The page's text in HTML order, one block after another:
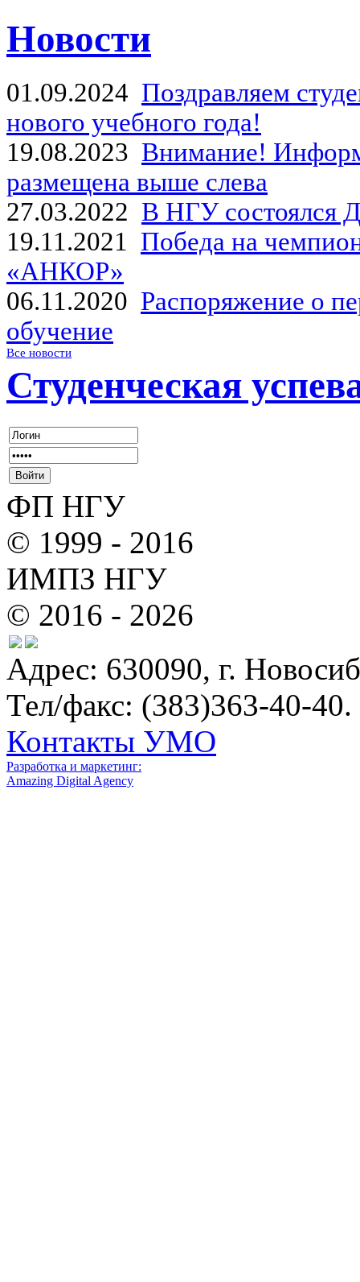
Новости
01.09.2024 Поздравляем
нового учебного года!
19.08.2023 Внимание!
размещена выше слева
27.03.2022 В НГУ состоялся
19.11.2021 Победа на
«АНКОР»
06.11.2020 Распоряжение о
обучение
Все новости
Студенческая
ФП НГУ
© 1999 - 2016
ИМПЗ НГУ
© 2016 - 2026
Адрес: 630090, г.
Тел/факс: (383)363-40-40.
Контакты УМО
Разработка и маркетинг:
Amazing Digital Agency